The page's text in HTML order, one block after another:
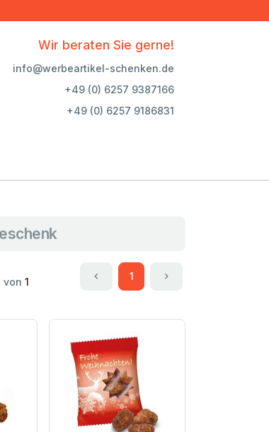
Wir beraten Sie gerne!
info@werbeartikel-schenken.de
+49 (0) 6257 9387166
+49 (0) 6257 9186831
von1 1